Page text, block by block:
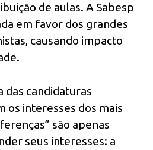
de aulas. A Sabesp
em favor dos grandes
causando impacto
das candidaturas
os interesses dos mais
são apenas
seus interesses: a